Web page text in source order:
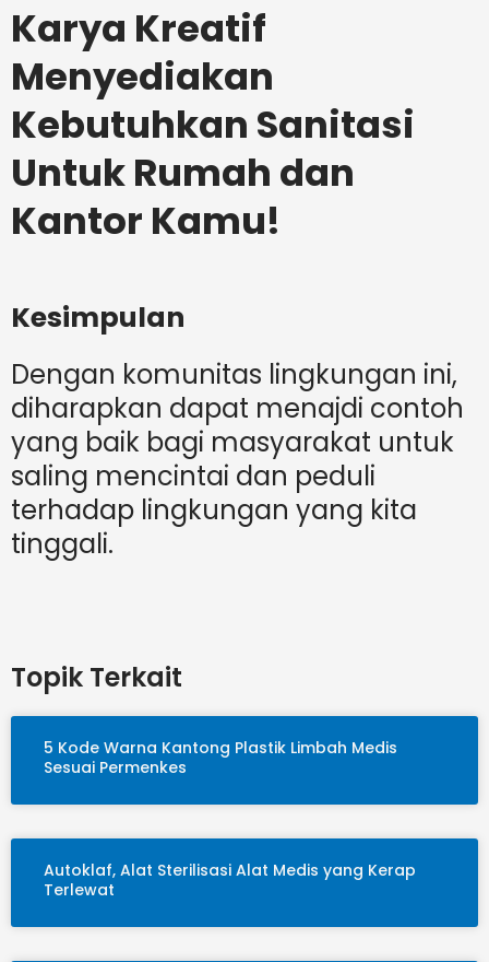
Karya Kreatif
Menyediakan
Kebutuhkan Sanitasi
Untuk Rumah dan
Kantor Kamu!
Kesimpulan
Dengan komunitas lingkungan ini,
diharapkan dapat menajdi contoh
yang baik bagi masyarakat untuk
saling mencintai dan peduli
terhadap lingkungan yang kita
tinggali.
Topik Terkait
5 Kode Warna Kantong Plastik Limbah Medis
Sesuai Permenkes
Autoklaf, Alat Sterilisasi Alat Medis yang Kerap
Terlewat